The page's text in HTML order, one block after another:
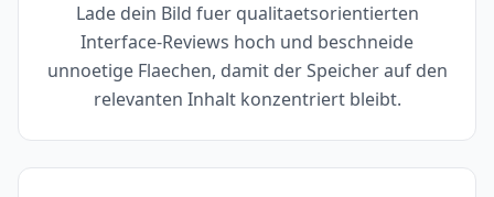
Lade dein Bild fuer qualitaetsorientierten
Interface-Reviews hoch und beschneide
unnoetige Flaechen, damit der Speicher auf den
relevanten Inhalt konzentriert bleibt.